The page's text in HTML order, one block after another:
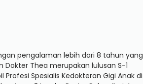
pengalaman lebih dari 8 tahun yang
Dokter Thea merupakan lulusan S-1
Spesialis Kedokteran Gigi Anak di